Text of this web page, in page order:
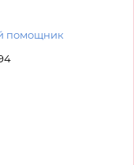
помощник